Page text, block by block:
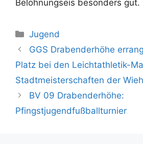
Belohnungseis besonders gut.
Kategorien
Jugend
GGS Drabenderhöhe
Platz bei den Leichtathletik-
Stadtmeisterschaften der
BV 09 Drabenderhöhe:
Pfingstjugendfußballturnier